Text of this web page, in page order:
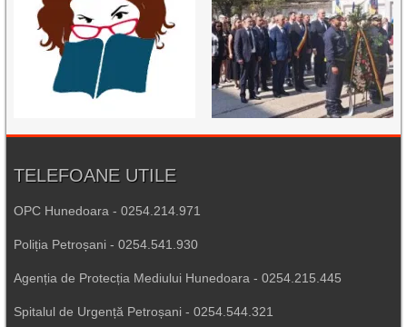
TELEFOANE UTILE
OPC Hunedoara - 0254.214.971
Poliția Petroșani - 0254.541.930
Agenția de Protecția Mediului Hunedoara - 0254.215.445
Spitalul de Urgență Petroșani - 0254.544.321